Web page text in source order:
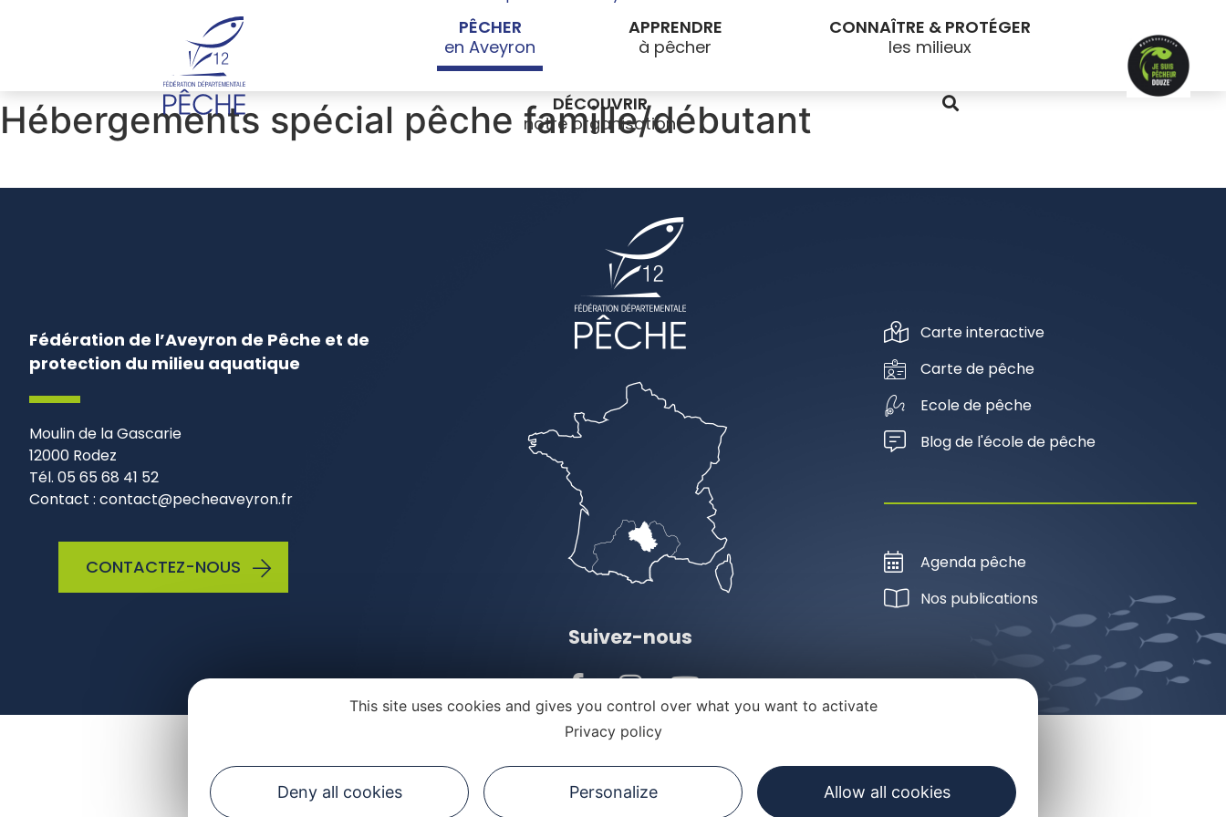
PÊCHER APPRENDRE CONNAÎTRE & PROTÉGER
DÉCOUVRIR
Hébergements spécial pêche famille/débutant
Fédération de l’Aveyron de Pêche et de
protection du milieu aquatique
Moulin de la Gascarie
12000 Rodez
Tél. 05 65 68 41 52
Contact : contact@pecheaveyron.fr
CONTACTEZ-NOUS
Suivez-nous
Carte interactive
Carte de pêche
Ecole de pêche
Blog de l'école de pêche
Agenda pêche
Nos publications
Politique de confidentialité
This site uses cookies and gives you control over what you want to activate
Privacy policy
Allow all cookies
Personalize
Deny all cookies